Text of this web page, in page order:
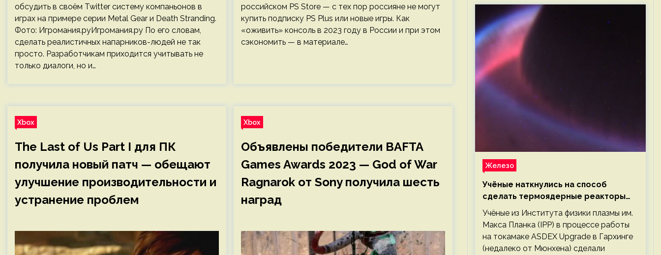
обсудить в своём Twitter систему компаньонов в
играх на примере серии Metal Gear и Death Stranding.
Фото: Игромания.руИгромания.ру По его словам,
сделать реалистичных напарников-людей не так
просто. Разработчикам приходится учитывать не
только диалоги, но и…
российском PS Store — с тех пор россияне не могут
купить подписку PS Plus или новые игры. Как
«оживить» консоль в 2023 году в России и при этом
сэкономить — в материале…
Xbox
The Last of Us Part I для ПК
получила новый патч — обещают
улучшение производительности и
устранение проблем
Xbox
Объявлены победители BAFTA
Games Awards 2023 — God of War
Ragnarok от Sony получила шесть
наград
Железо
Учёные наткнулись на способ
сделать термоядерные реакторы
более компактными или мощными
Учёные из Института физики плазмы им.
Макса Планка (IPP) в процессе работы
на токамаке ASDEX Upgrade в Гархинге
(недалеко от Мюнхена) сделали